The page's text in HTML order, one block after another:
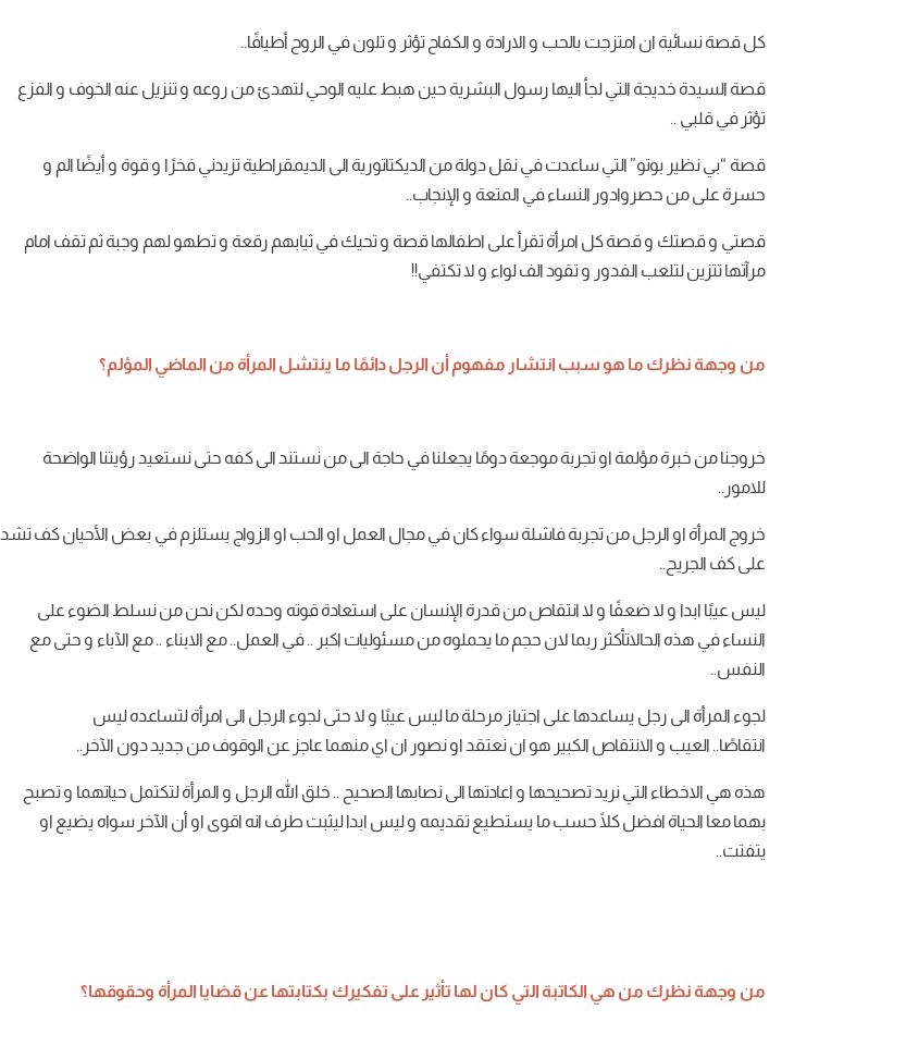
كلقصةنسائية ان امتزجت بالحب و الارادة و الكفاح تؤثر وتلونفي الروح أطيافًا..
قصة السيدة خديجة التيلجأ اليها رسول البشرية حين هبط عليه الوحيلتهدئمن روعه وتنزيل عنه الخوف و الفزع
تؤثر فيقلبي ..
قصة “بينظير بوتو” التيساعدتفينقلدولةمن الديكتاتورية الى الديمقراطيةتزيدنيفخرًا وقوة و أيضًا الم و
حسرة علىمن حصروادور النساءفي المتعة و الإنجاب..
قصتي وقصتك وقصةكل امرأةتقرأعلى اطفالهاقصة وتحيكفيثيابهم رقعة وتطهولهم وجبةثم تقف امام
مرآتهاتتزينلتلعب الفدور وتقود الفلواء و لاتكتفي!!
من وجهة نظرك ما هو سبب انتشار مفهوم أن الرجلدائمًا ما ينتشل المرأة من الماضي المؤلم؟
خروجنامن خبرةمؤلمة اوتجربةموجعةدومًا يجعلنافي حاجة الىمننستند الىكفه حتىنستعيد رؤيتنا الواضحة
للامور ..
خروج المرأة او الرجلمنتجربةفاشلةسواءكانفيمجال العمل او الحب او الزواج يستلزم في بعض الأحيانكفتشد
علىكف الجريح ..
ليس عيبًا ابدا و لا ضعفًا و لا انتقاصمنقدرة الإنسان على استعادةقوته وحدهلكننحنمننسلط الضوء على
النساءفي هذه الحالاتأكثر ربما لان حجم ما يحملوهمنمسئوليات اكبر ..في العمل..مع الابناء ..مع الآباء و حتىمع
النفس..
لجوء المرأة الى رجل يساعدها على اجتياز مرحلةماليس عيبًا و لا حتىلجوء الرجل الى امرأةلتساعدهليس
انتقاصًا.. العيب و الانتقاص الكبير هو اننعتقد اونصور ان ايمنهما عاجز عن الوقوفمن جديددون الآخر ..
هذه هي الاخطاء التينريدتصحيحها و اعادتها الىنصابها الصحيح .. خلق الله الرجل و المرأةلتكتمل حياتهما وتصبح
بهمامعا الحياة افضلكلًا حسبما يستطيعتقديمه وليس ابداليثبت طرف انه اقوى او أن الآخر سواه يضيع او
يتفتت..
من وجهة نظرك من هي الكاتبة التي كان لها تأثير على تفكيرك بكتابتهاعنقضايا المرأة وحقوقها؟